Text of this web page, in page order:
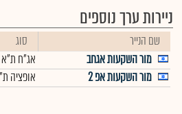
ניירות ערך נוספים
שם הנייר סוג
מור השקעות אגחב
אג"ח ת"א
מור השקעות אפ 2
אופציה